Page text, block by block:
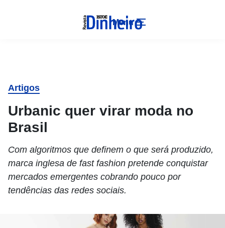
Menu
Artigos
Urbanic quer virar moda no
Brasil
Com algoritmos que definem o que será produzido,
marca inglesa de fast fashion pretende conquistar
mercados emergentes cobrando pouco por
tendências das redes sociais.